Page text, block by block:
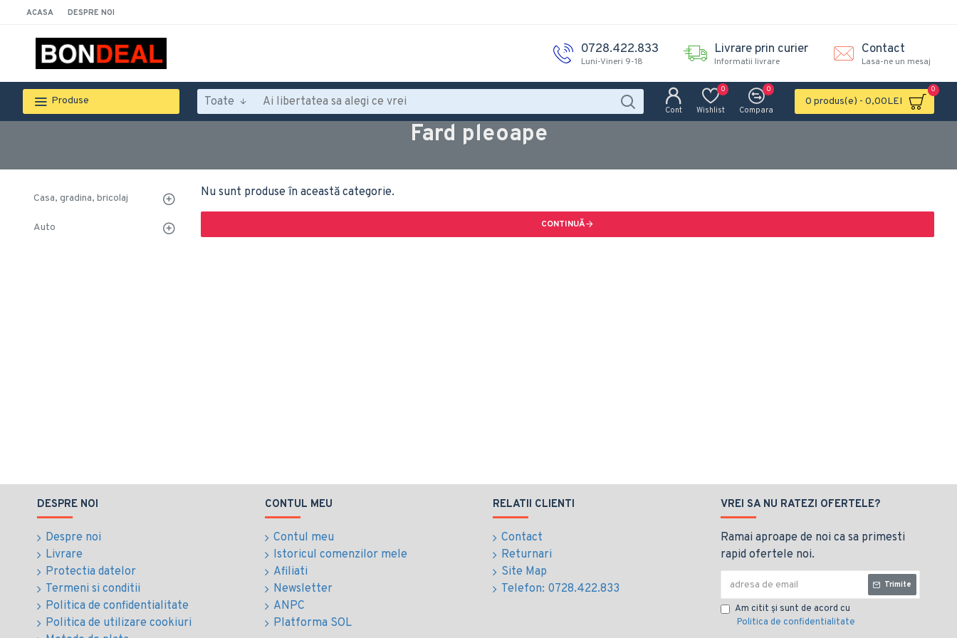
ACASA DESPRE NOI
0728.422.833
Luni-Vineri 9-18
Livrare prin curier
Informatii livrare
Contact
Lasa-ne un mesaj
Produse Toate
Cont Wishlist
0
Compara
0
0 produs(e) - 0,00LEI
0
Fard pleoape
Casa, gradina, bricolaj
Auto
Nu sunt produse în această categorie.
CONTINUĂ
DESPRE NOI
Despre noi
Livrare
Protectia datelor
Termeni si conditii
Politica de confidentialitate
Politica de utilizare cookiuri
CONTUL MEU
Contul meu
Istoricul comenzilor mele
Afiliati
Newsletter
ANPC
Platforma SOL
RELATII CLIENTI
Contact
Returnari
Site Map
Telefon: 0728.422.833
VREI SA NU RATEZI OFERTELE?
Ramai aproape de noi ca sa primesti
rapid ofertele noi.
Trimite
Am citit şi sunt de acord cu
Politica de confidentialitate